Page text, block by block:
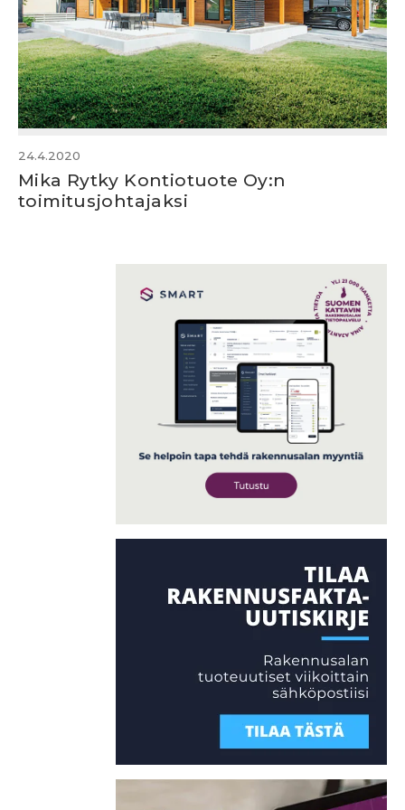
24.4.2020
Mika Rytky Kontiotuote Oy:n
toimitusjohtajaksi